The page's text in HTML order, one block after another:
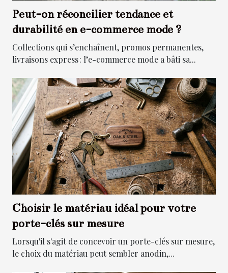
Peut-on réconcilier tendance et
durabilité en e-commerce mode ?
Collections qui s’enchaînent, promos permanentes,
livraisons express : l’e-commerce mode a bâti sa...
Choisir le matériau idéal pour votre
porte-clés sur mesure
Lorsqu'il s'agit de concevoir un porte-clés sur mesure,
le choix du matériau peut sembler anodin,...